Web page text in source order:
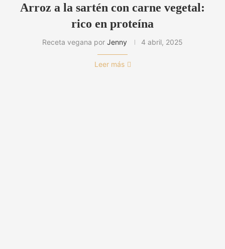
Arroz a la sartén con carne vegetal:
rico en proteína
Receta vegana por Jenny 4 abril, 2025
Leer más